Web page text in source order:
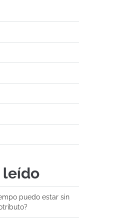
leído
puedo estar sin